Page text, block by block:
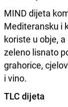
MIND dijeta
Mediteransku i
koriste u obje,
zeleno lisnato
grahorice,
i vino.
TLC dijeta